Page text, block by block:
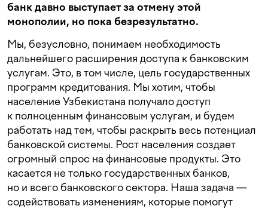
банк давно выступает за отмену этой
монополии, но пока безрезультатно.
Мы, безусловно, понимаем необходимость
дальнейшего расширения доступа к банковским
услугам. Это, в том числе, цель государственных
программ кредитования. Мы хотим, чтобы
население Узбекистана получало доступ
к полноценным финансовым услугам, и будем
работать над тем, чтобы раскрыть весь потенциал
банковской системы. Рост населения создает
огромный спрос на финансовые продукты. Это
касается не только государственных банков,
но и всего банковского сектора. Наша задача —
содействовать изменениям, которые помогут